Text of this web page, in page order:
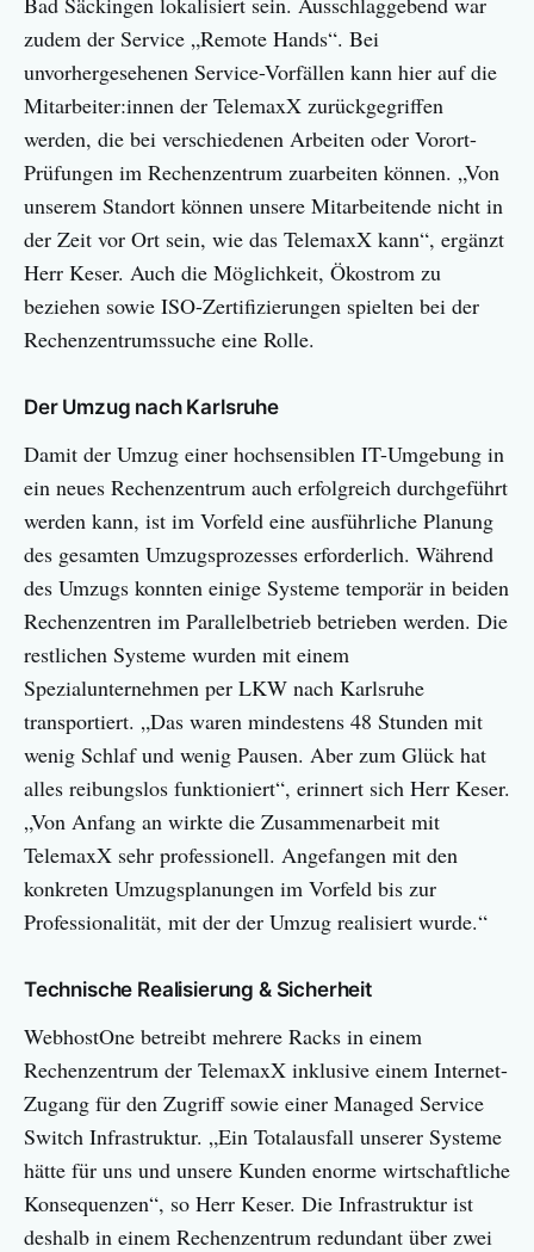
zudem der Service „Remote Hands“. Bei
unvorhergesehenen Service-Vorfällen kann hier auf die
Mitarbeiter:innen der TelemaxX zurückgegriffen
werden, die bei verschiedenen Arbeiten oder Vorort-
Prüfungen im Rechenzentrum zuarbeiten können. „Von
unserem Standort können unsere Mitarbeitende nicht in
der Zeit vor Ort sein, wie das TelemaxX kann“, ergänzt
Herr Keser. Auch die Möglichkeit, Ökostrom zu
beziehen sowie ISO-Zertifizierungen spielten bei der
Rechenzentrumssuche eine Rolle.
Der Umzug nach Karlsruhe
Damit der Umzug einer hochsensiblen IT-Umgebung in
ein neues Rechenzentrum auch erfolgreich durchgeführt
werden kann, ist im Vorfeld eine ausführliche Planung
des gesamten Umzugsprozesses erforderlich. Während
des Umzugs konnten einige Systeme temporär in beiden
Rechenzentren im Parallelbetrieb betrieben werden. Die
restlichen Systeme wurden mit einem
Spezialunternehmen per LKW nach Karlsruhe
transportiert. „Das waren mindestens 48 Stunden mit
wenig Schlaf und wenig Pausen. Aber zum Glück hat
alles reibungslos funktioniert“, erinnert sich Herr Keser.
„Von Anfang an wirkte die Zusammenarbeit mit
TelemaxX sehr professionell. Angefangen mit den
konkreten Umzugsplanungen im Vorfeld bis zur
Professionalität, mit der der Umzug realisiert wurde.“
Technische Realisierung & Sicherheit
WebhostOne betreibt mehrere Racks in einem
Rechenzentrum der TelemaxX inklusive einem Internet-
Zugang für den Zugriff sowie einer Managed Service
Switch Infrastruktur. „Ein Totalausfall unserer Systeme
hätte für uns und unsere Kunden enorme wirtschaftliche
Konsequenzen“, so Herr Keser. Die Infrastruktur ist
deshalb in einem Rechenzentrum redundant über zwei